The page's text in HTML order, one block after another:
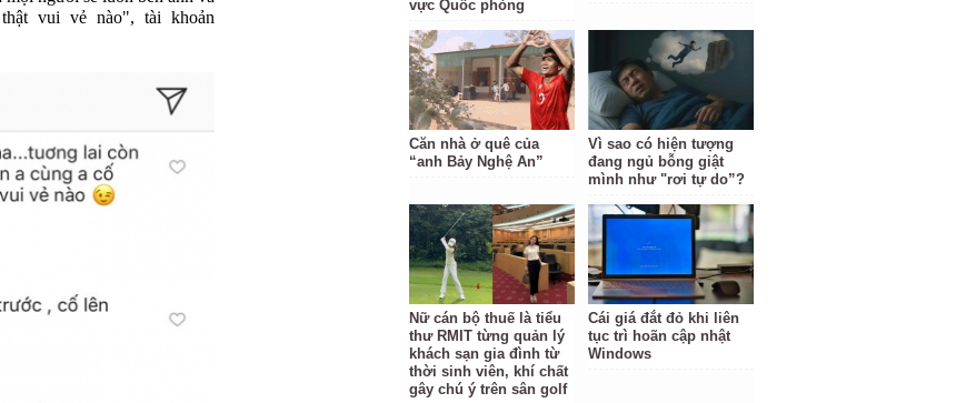
vui vẻ nào", tài khoản
vực Quốc phòng
Căn nhà ở quê của
“anh Bảy Nghệ An”
Vì sao có hiện tượng
đang ngủ bỗng giật
mình như "rơi tự do”?
Nữ cán bộ thuế là tiểu
thư RMIT từng quản lý
khách sạn gia đình từ
thời sinh viên, khí chất
gây chú ý trên sân golf
Cái giá đắt đỏ khi liên
tục trì hoãn cập nhật
Windows